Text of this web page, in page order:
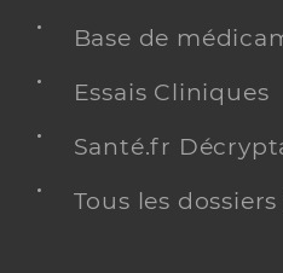
Base de
Essais Cliniques
Santé.fr
Tous les